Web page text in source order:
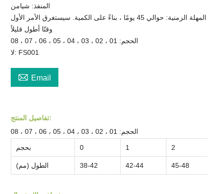
المنفذ: شيامن
المهلة الزمنية: حوالي 45 يومًا ، بناءً على الكمية. سيستغرق الأمر الأول
وقتًا أطول قليلاً
الحجم: 01 ، 02 ، 03 ، 04 ، 05 ، 06 ، 07 ، 08
لا: FS001
 Email
تفاصيل المنتج:
الحجم: 01 ، 02 ، 03 ، 04 ، 05 ، 06 ، 07 ، 08
بحجم 0 1 2
الطول (مم) 38-42 42-44 45-48